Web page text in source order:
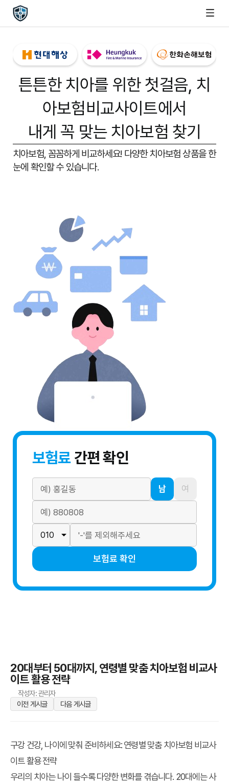
튼튼한 치아를 위한 첫걸음, 치
아보험비교사이트에서
내게 꼭 맞는 치아보험 찾기
치아보험, 꼼꼼하게 비교하세요! 다양한 치아보험 상품을 한
눈에 확인할 수 있습니다.
보험료간편 확인
남 여
보험료 확인
20대부터 50대까지, 연령별 맞춤 치아보험 비교사
이트 활용 전략
작성자: 관리자
이전 게시글
다음 게시글
구강 건강, 나이에 맞춰 준비하세요: 연령별 맞춤 치아보험 비교사
이트 활용 전략
우리의 치아는 나이 들수록 다양한 변화를 겪습니다. 20대에는 사